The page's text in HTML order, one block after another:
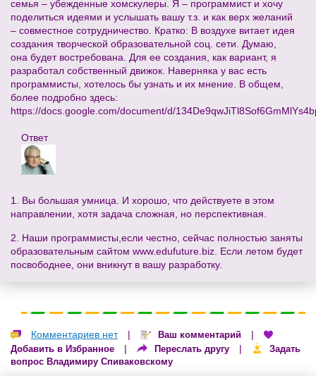
семья – убежденные хомскулеры. Я – программист и хочу
поделиться идеями и услышать вашу т.з. и как верх желаний
– совместное сотрудничество. Кратко: В воздухе витает идея
создания творческой образовательной соц. сети. Думаю,
она будет востребована. Для ее создания, как вариант, я
разработал собственный движок. Наверняка у вас есть
программисты, хотелось бы узнать и их мнение. В общем,
более подробно здесь:
https://docs.google.com/document/d/
Ответ
1. Вы большая умница. И хорошо, что действуете в этом
направлении, хотя задача сложная, но перспективная.
2. Наши программисты,если честно, сейчас полностью заняты
образовательным сайтом www.edufuture.biz. Если летом будет
посвободнее, они вникнут в вашу разработку.
Комментариев нет | Ваш комментарий |
Добавить в Избранное | Переслать другу |
Задать
вопрос Владимиру Спиваковскому